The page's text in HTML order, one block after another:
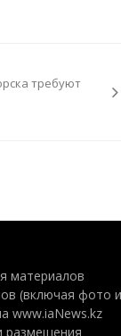
требуют
материалов
(включая фото и
www.iaNews.kz
размещения